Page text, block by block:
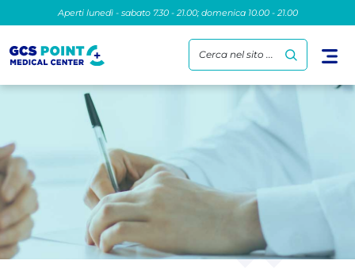
Aperti lunedì - sabato 7.30 - 21.00; domenica 10.00 - 21.00
Cerca nel sito ...